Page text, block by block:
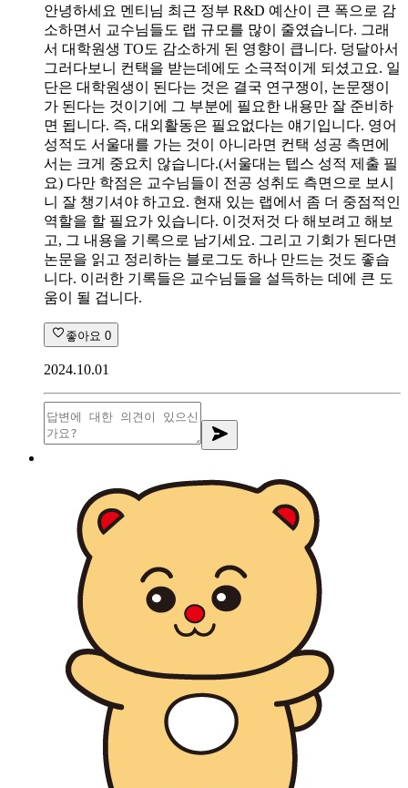
안녕하세요 멘티님 최근 정부 R&D 예산이 큰 폭으로 감
소하면서 교수님들도 랩 규모를 많이 줄였습니다. 그래
서 대학원생 TO도 감소하게 된 영향이 큽니다. 덩달아서
그러다보니 컨택을 받는데에도 소극적이게 되셨고요. 일
단은 대학원생이 된다는 것은 결국 연구쟁이, 논문쟁이
가 된다는 것이기에 그 부분에 필요한 내용만 잘 준비하
면 됩니다. 즉, 대외활동은 필요없다는 얘기입니다. 영어
성적도 서울대를 가는 것이 아니라면 컨택 성공 측면에
서는 크게 중요치 않습니다.(서울대는 텝스 성적 제출 필
요) 다만 학점은 교수님들이 전공 성취도 측면으로 보시
니 잘 챙기셔야 하고요. 현재 있는 랩에서 좀 더 중점적인
역할을 할 필요가 있습니다. 이것저것 다 해보려고 해보
고, 그 내용을 기록으로 남기세요. 그리고 기회가 된다면
논문을 읽고 정리하는 블로그도 하나 만드는 것도 좋습
니다. 이러한 기록들은 교수님들을 설득하는 데에 큰 도
움이 될 겁니다.
좋아요 0
2024.10.01